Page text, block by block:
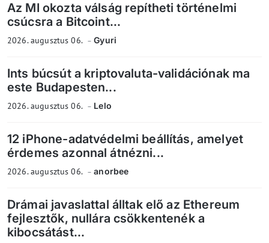
Az MI okozta válság repítheti történelmi
csúcsra a Bitcoint...
2026. augusztus 06. Gyuri
Ints búcsút a kriptovaluta-validációnak ma
este Budapesten...
2026. augusztus 06. Lelo
12 iPhone-adatvédelmi beállítás, amelyet
érdemes azonnal átnézni...
2026. augusztus 06. anorbee
Drámai javaslattal álltak elő az Ethereum
fejlesztők, nullára csökkentenék a
kibocsátást...